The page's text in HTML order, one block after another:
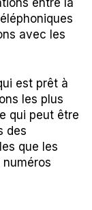
entre la
avec les
est prêt à
les plus
qui peut être
des
que les